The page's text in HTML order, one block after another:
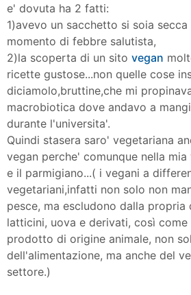
e' dovuta ha 2 fatti:
1)avevo un sacchetto si soia
momento di febbre salutista,
2)la scoperta di un sito vegan
ricette gustose...non quelle cose
diciamolo,bruttine,che mi
macrobiotica dove andavo a
durante l'universita'.
Quindi stasera saro' vegetariana
vegan perche' comunque nella
e il parmigiano...( i vegani a
vegetariani,infatti non solo non
pesce, ma escludono dalla propria
latticini, uova e derivati, così come
prodotto di origine animale, non
dell'alimentazione, ma anche del
settore.)